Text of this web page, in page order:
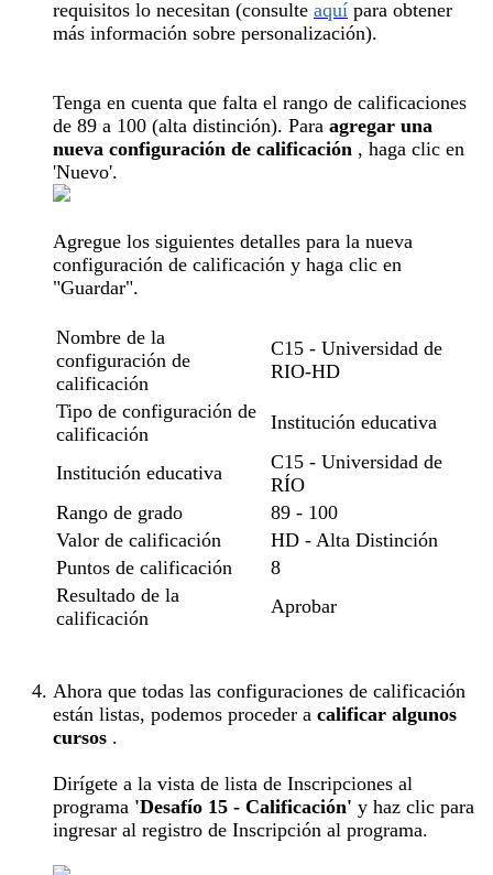
requisitos lo necesitan (consulte aquí para obtener
más información sobre personalización).
Tenga en cuenta que falta el rango de calificaciones
de 89 a 100 (alta distinción). Para agregar una
nueva configuración de calificación , haga clic en
'Nuevo'.
Agregue los siguientes detalles para la nueva
configuración de calificación y haga clic en
"Guardar".
Nombre de la
configuración de
calificación
C15 - Universidad de
RIO-HD
Tipo de configuración de
calificación
Institución educativa
Institución educativa
C15 - Universidad de
RÍO
Rango de grado
89 - 100
Valor de calificación
HD - Alta Distinción
Puntos de calificación
8
Resultado de la
calificación
Aprobar
Ahora que todas las configuraciones de calificación
están listas, podemos proceder a calificar algunos
cursos .
Dirígete a la vista de lista de Inscripciones al
programa 'Desafío 15 - Calificación' y haz clic para
ingresar al registro de Inscripción al programa.